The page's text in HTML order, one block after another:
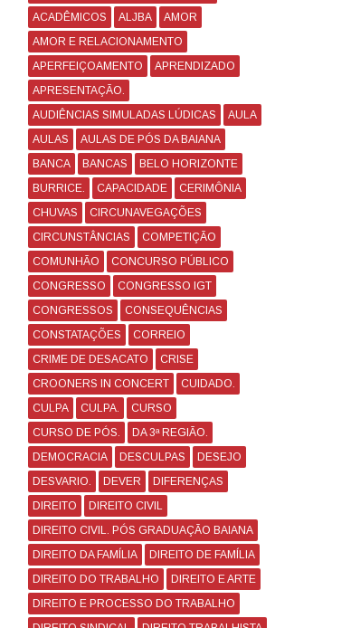
ACADÊMICOS
ALJBA
AMOR
AMOR E RELACIONAMENTO
APERFEIÇOAMENTO
APRENDIZADO
APRESENTAÇÃO.
AUDIÊNCIAS SIMULADAS LÚDICAS
AULA
AULAS
AULAS DE PÓS DA BAIANA
BANCA
BANCAS
BELO HORIZONTE
BURRICE.
CAPACIDADE
CERIMÔNIA
CHUVAS
CIRCUNAVEGAÇÕES
CIRCUNSTÂNCIAS
COMPETIÇÃO
COMUNHÃO
CONCURSO PÚBLICO
CONGRESSO
CONGRESSO IGT
CONGRESSOS
CONSEQUÊNCIAS
CONSTATAÇÕES
CORREIO
CRIME DE DESACATO
CRISE
CROONERS IN CONCERT
CUIDADO.
CULPA
CULPA.
CURSO
CURSO DE PÓS.
DA 3ª REGIÃO.
DEMOCRACIA
DESCULPAS
DESEJO
DESVARIO.
DEVER
DIFERENÇAS
DIREITO
DIREITO CIVIL
DIREITO CIVIL. PÓS GRADUAÇÃO BAIANA
DIREITO DA FAMÍLIA
DIREITO DE FAMÍLIA
DIREITO DO TRABALHO
DIREITO E ARTE
DIREITO E PROCESSO DO TRABALHO